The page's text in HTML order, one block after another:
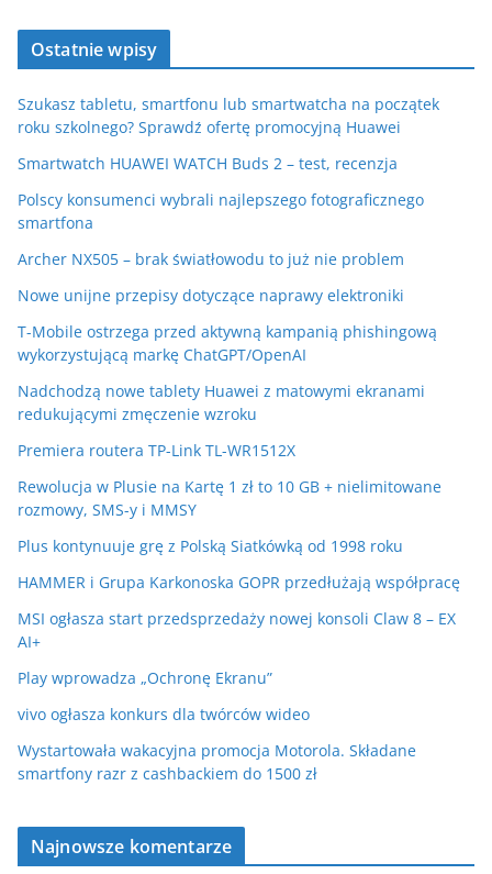
Ostatnie wpisy
Szukasz tabletu, smartfonu lub smartwatcha na początek
roku szkolnego? Sprawdź ofertę promocyjną Huawei
Smartwatch HUAWEI WATCH Buds 2 – test, recenzja
Polscy konsumenci wybrali najlepszego fotograficznego
smartfona
Archer NX505 – brak światłowodu to już nie problem
Nowe unijne przepisy dotyczące naprawy elektroniki
T-Mobile ostrzega przed aktywną kampanią phishingową
wykorzystującą markę ChatGPT/OpenAI
Nadchodzą nowe tablety Huawei z matowymi ekranami
redukującymi zmęczenie wzroku
Premiera routera TP-Link TL-WR1512X
Rewolucja w Plusie na Kartę 1 zł to 10 GB + nielimitowane
rozmowy, SMS-y i MMSY
Plus kontynuuje grę z Polską Siatkówką od 1998 roku
HAMMER i Grupa Karkonoska GOPR przedłużają współpracę
MSI ogłasza start przedsprzedaży nowej konsoli Claw 8 – EX
AI+
Play wprowadza „Ochronę Ekranu”
vivo ogłasza konkurs dla twórców wideo
Wystartowała wakacyjna promocja Motorola. Składane
smartfony razr z cashbackiem do 1500 zł
Najnowsze komentarze